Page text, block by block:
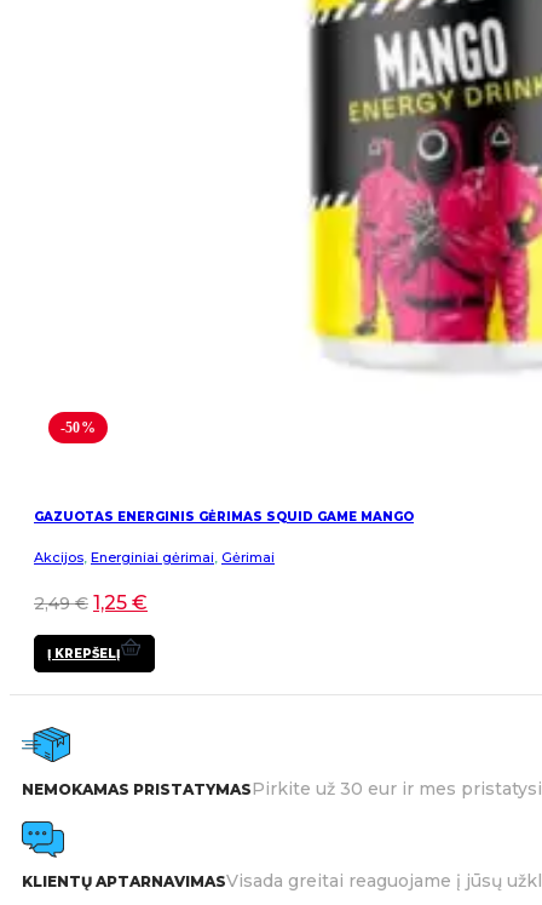
-50%
GAZUOTAS ENERGINIS GĖRIMAS SQUID GAME MANGO
Akcijos, Energiniai gėrimai, Gėrimai
2,49€ 1,25 €
Į KREPŠELĮ
NEMOKAMAS PRISTATYMASPirkite už 30 eur ir mes
KLIENTŲ APTARNAVIMASVisada greitai reaguojame į jūsų